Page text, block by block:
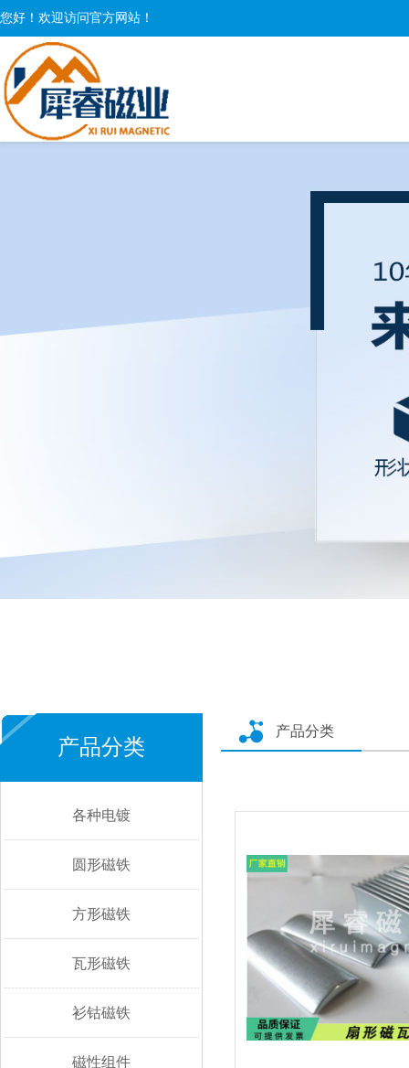
您好！欢迎访问官方网站！
产品分类
各种电镀
圆形磁铁
方形磁铁
瓦形磁铁
衫钴磁铁
磁性组件
产品分类